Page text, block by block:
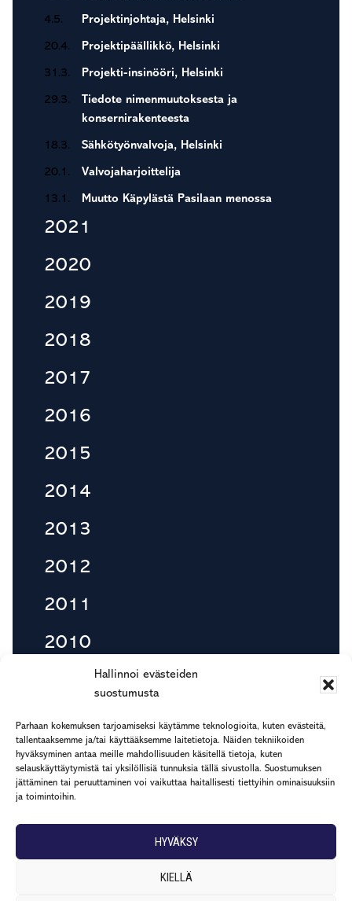
Hallinnoi evästeiden
suostumusta
Parhaan kokemuksen tarjoamiseksi käytämme teknologioita, kuten evästeitä,
tallentaaksemme ja/tai käyttääksemme laitetietoja. Näiden tekniikoiden
hyväksyminen antaa meille mahdollisuuden käsitellä tietoja, kuten
selauskäyttäytymistä tai yksilöllisiä tunnuksia tällä sivustolla. Suostumuksen
jättäminen tai peruuttaminen voi vaikuttaa haitallisesti tiettyihin ominaisuuksiin
ja toimintoihin.
HYVÄKSY
KIELLÄ
4.5. Projektinjohtaja, Helsinki
20.4. Projektipäällikkö, Helsinki
31.3. Projekti-insinööri, Helsinki
29.3.
Tiedote nimenmuutoksesta ja
konsernirakenteesta
18.3. Sähkötyönvalvoja, Helsinki
20.1. Valvojaharjoittelija
13.1. Muutto Käpylästä Pasilaan menossa
2021
2020
2019
2018
2017
2016
2015
2014
2013
2012
2011
2010
Footer
etu.suku@rapp.fi
puh. 044 7799 277
Rekisteri- ja tietosuojaseloste